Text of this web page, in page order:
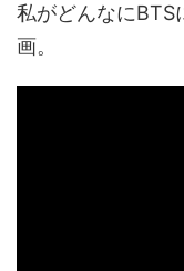
私がどんなにBTS
画。